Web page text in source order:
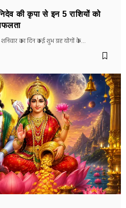
की कृपा से इन 5 राशियों को
का दिन कई शुभ ग्रह योगों के…